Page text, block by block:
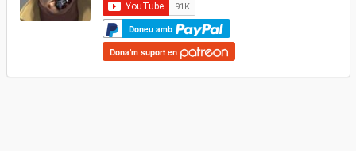
Doneu amb
Dona'm suport en